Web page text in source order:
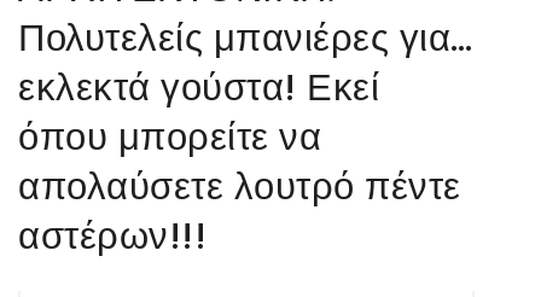
NEWS
ΥΓΕΙΑ
ΣΥΝΤΑΓΕΣ
ΔΙΑΦΟΡΑ
ΕΝΑΛΛΑΚΤΙΚΑ
Πολυτελείς μπανιέρες για…
εκλεκτά γούστα! Εκεί
όπου μπορείτε να
απολαύσετε λουτρό πέντε
αστέρων!!!